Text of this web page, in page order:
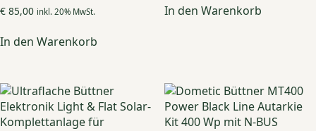
€ 85,00 inkl. 20% MwSt.
In den Warenkorb
In den Warenkorb